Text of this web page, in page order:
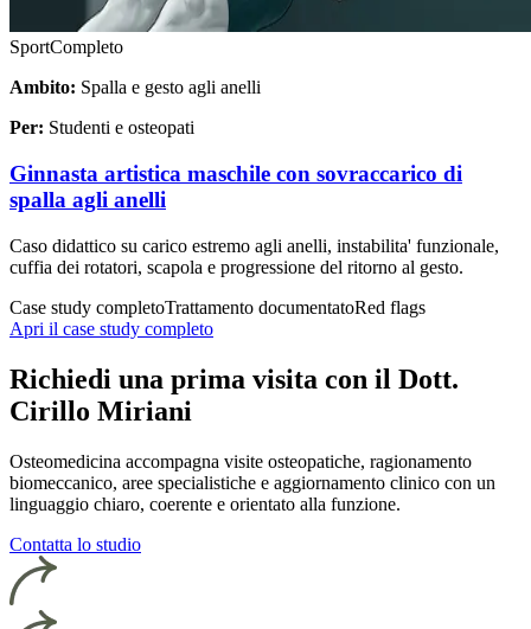
SportCompleto
Ambito: Spalla e gesto agli anelli
Per: Studenti e osteopati
Ginnasta artistica maschile con sovraccarico di
spalla agli anelli
Caso didattico su carico estremo agli anelli, instabilita' funzionale,
cuffia dei rotatori, scapola e progressione del ritorno al gesto.
Case study completoTrattamento documentatoRed flags
Apri il case study completo
Richiedi una prima visita con il Dott.
Cirillo Miriani
Osteomedicina accompagna visite osteopatiche, ragionamento
biomeccanico, aree specialistiche e aggiornamento clinico con un
linguaggio chiaro, coerente e orientato alla funzione.
Contatta lo studio